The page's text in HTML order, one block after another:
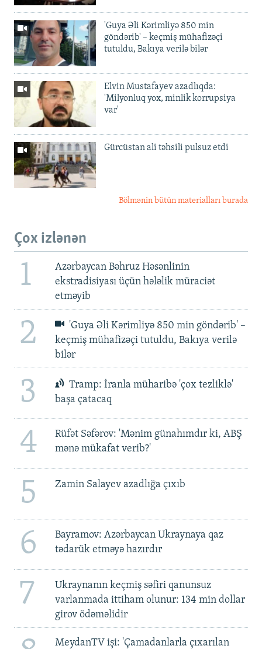
'Guya Əli Kərimliyə 850 min
göndərib' – keçmiş mühafizəçi
tutuldu, Bakıya verilə bilər
Elvin Mustafayev azadlıqda:
'Milyonluq yox, minlik korrupsiya
var'
Gürcüstan ali təhsili pulsuz etdi
Bölmənin bütün materialları burada
Çox izlənən
1
Azərbaycan Bəhruz Həsənlinin
ekstradisiyası üçün hələlik müraciət
etməyib
2
'Guya Əli Kərimliyə 850 min göndərib' –
keçmiş mühafizəçi tutuldu, Bakıya verilə
bilər
3
Tramp: İranla müharibə 'çox tezliklə'
başa çatacaq
4
Rüfət Səfərov: 'Mənim günahımdır ki, ABŞ
mənə mükafat verib?'
5 Zamin Salayev azadlığa çıxıb
6
Bayramov: Azərbaycan Ukraynaya qaz
tədarük etməyə hazırdır
7
Ukraynanın keçmiş səfiri qanunsuz
varlanmada ittiham olunur: 134 min dollar
girov ödəməlidir
MeydanTV işi: 'Çamadanlarla çıxarılan